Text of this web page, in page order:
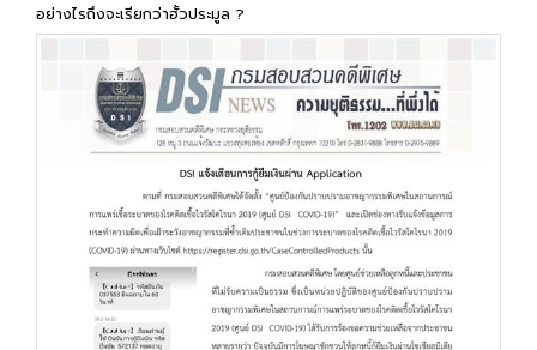
อย่างไรถึงจะเรียกว่าฮั้วประมูล ?